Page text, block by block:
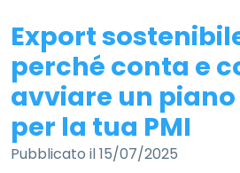
PMI
Export
perché conta e
avviare un
per la tua PMI
Pubblicato il 15/07/2025